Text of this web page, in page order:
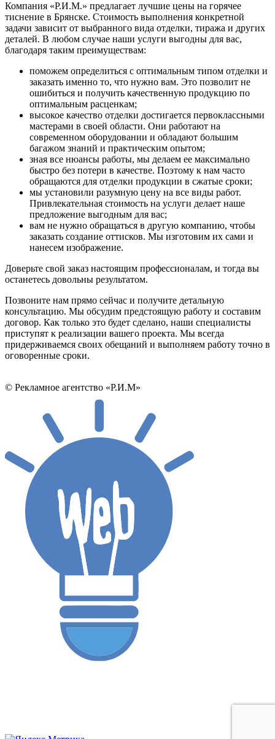
Компания «Р.И.М.» предлагает лучшие цены на горячее
тиснение в Брянске. Стоимость выполнения конкретной
задачи зависит от выбранного вида отделки, тиража и других
деталей. В любом случае наши услуги выгодны для вас,
благодаря таким преимуществам:
поможем определиться с оптимальным типом отделки и
заказать именно то, что нужно вам. Это позволит не
ошибиться и получить качественную продукцию по
оптимальным расценкам;
высокое качество отделки достигается первоклассными
мастерами в своей области. Они работают на
современном оборудовании и обладают большим
багажом знаний и практическим опытом;
зная все нюансы работы, мы делаем ее максимально
быстро без потери в качестве. Поэтому к нам часто
обращаются для отделки продукции в сжатые сроки;
мы установили разумную цену на все виды работ.
Привлекательная стоимость на услуги делает наше
предложение выгодным для вас;
вам не нужно обращаться в другую компанию, чтобы
заказать создание оттисков. Мы изготовим их сами и
нанесем изображение.
Доверьте свой заказ настоящим профессионалам, и тогда вы
останетесь довольны результатом.
Позвоните нам прямо сейчас и получите детальную
консультацию. Мы обсудим предстоящую работу и составим
договор. Как только это будет сделано, наши специалисты
приступят к реализации вашего проекта. Мы всегда
придерживаемся своих обещаний и выполняем работу точно в
оговоренные сроки.
© Рекламное агентство «Р.И.М»